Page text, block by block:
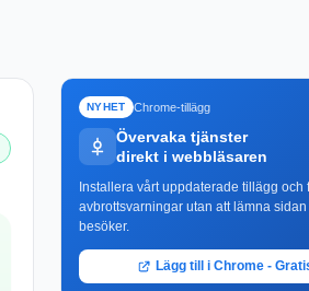
NYHET Chrome-tillägg
Övervaka tjänster
direkt i webbläsaren
Installera vårt uppdaterade tillägg och
avbrottsvarningar utan att lämna sidan
besöker.
Lägg till i Chrome -